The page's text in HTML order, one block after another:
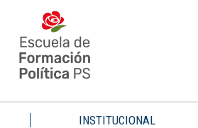
INSTITUCIONAL